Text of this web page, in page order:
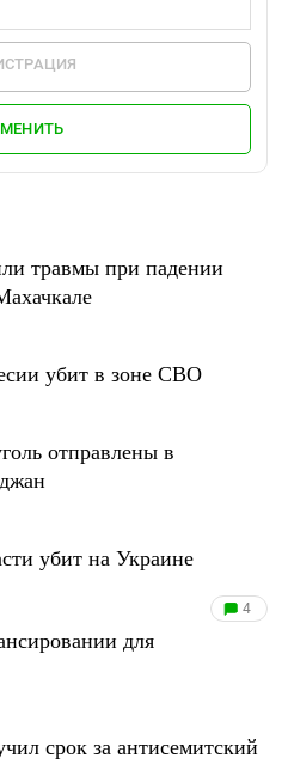
травмы при падении
убит в зоне СВО
отправлены в
убит на Украине
4
для
срок за антисемитский